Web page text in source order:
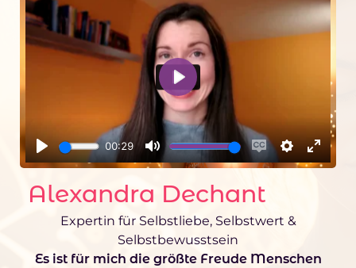
Play
00:29
Mute Enable captions
Settings
Enter
Play
Alexandra Dechant
Expertin für Selbstliebe, Selbstwert &
Selbstbewusstsein
Es ist für mich die größte Freude Menschen